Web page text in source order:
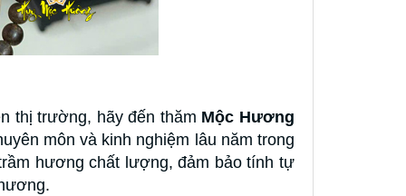
thị trường, hãy đến thăm Mộc Hương
môn và kinh nghiệm lâu năm trong
hương chất lượng, đảm bảo tính tự